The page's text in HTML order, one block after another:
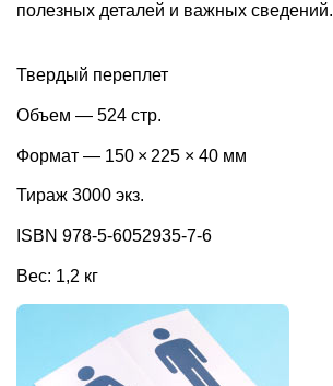
полезных деталей и важных сведений.
Твердый переплет
Объем — 524 стр.
Формат — 150 × 225 × 40 мм
Тираж 3000 экз.
ISBN 978‐5‐6052935‐7‐6
Вес: 1,2 кг